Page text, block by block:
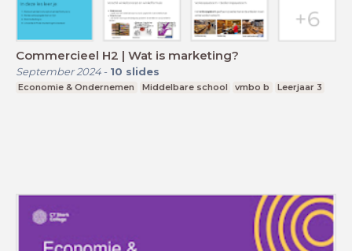
Commercieel H2 | Wat is marketing?
September 2024- 10 slides
Economie & Ondernemen Middelbare school vmbo b Leerjaar 3